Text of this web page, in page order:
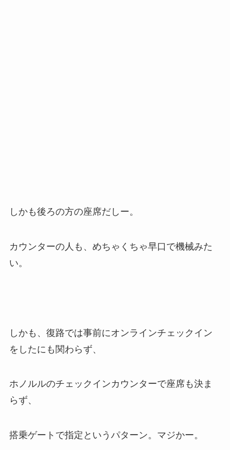
しかも後ろの方の座席だしー。
カウンターの人も、めちゃくちゃ早口で機械みた
い。
しかも、復路では事前にオンラインチェックイン
をしたにも関わらず、
ホノルルのチェックインカウンターで座席も決ま
らず、
搭乗ゲートで指定というパターン。マジかー。